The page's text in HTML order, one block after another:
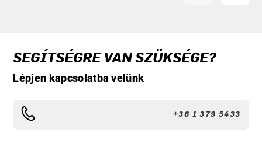
SEGÍTSÉGRE VAN SZÜKSÉGE?
Lépjen kapcsolatba velünk
+36 1 379 5433